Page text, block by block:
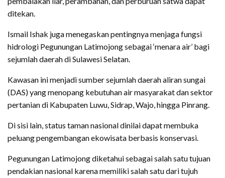
ditekan.
Ismail Ishak juga menegaskan pentingnya menjaga fungsi
hidrologi Pegunungan Latimojong sebagai ‘menara air’ bagi
sejumlah daerah di Sulawesi Selatan.
Kawasan ini menjadi sumber sejumlah daerah aliran sungai
(DAS) yang menopang kebutuhan air masyarakat dan sektor
pertanian di Kabupaten Luwu, Sidrap, Wajo, hingga Pinrang.
Di sisi lain, status taman nasional dinilai dapat membuka
peluang pengembangan ekowisata berbasis konservasi.
Pegunungan Latimojong diketahui sebagai salah satu tujuan
pendakian nasional karena memiliki salah satu dari tujuh